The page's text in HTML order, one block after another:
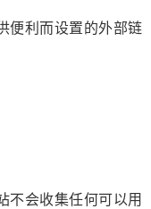
便利而设置的外部链
不会收集任何可以用